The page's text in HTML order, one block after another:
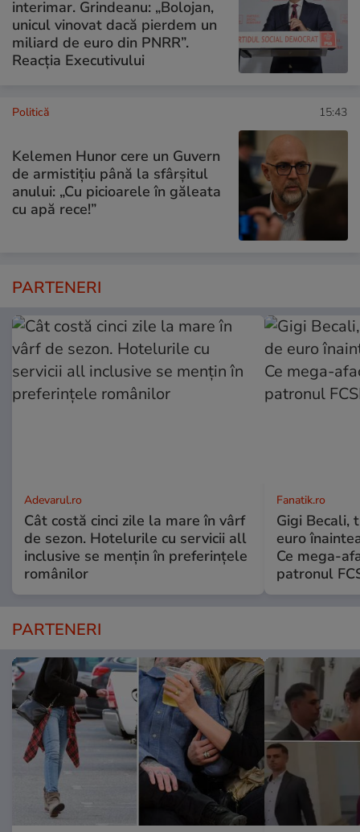
interimar. Grindeanu: „Bolojan,
unicul vinovat dacă pierdem un
miliard de euro din PNRR”.
Reacția Executivului
Politică 15:43
Kelemen Hunor cere un Guvern
de armistițiu până la sfârșitul
anului: „Cu picioarele în găleata
cu apă rece!”
PARTENERI
Adevarul.ro
Cât costă cinci zile la mare în vârf
de sezon. Hotelurile cu servicii all
inclusive se mențin în preferințele
românilor
Fanatik.ro
Gigi Becali,
euro
Ce mega-
patronul
PARTENERI